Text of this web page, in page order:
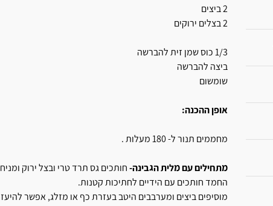
2 ביצים
2 בצלים ירוקים
1/3 כוס שמן זית להברשה
ביצה להברשה
שומשום
אופן ההכנה:
מחממים תנור ל- 180 מעלות .
מתחילים עם מלית הגבינה- חותכים גס תרד טרי ובצל ירוק
החמד חותכים עם הידיים לחתיכות קטנות.
מוסיפים ביצים ומערבבים היטב בעזרת כף או מזלג, אפשר